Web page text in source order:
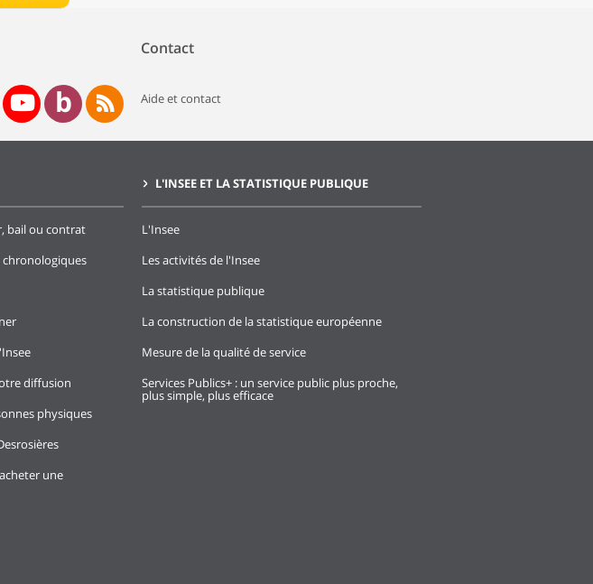
Contact
Aide et contact
bail ou contrat
chronologiques
diffusion
physiques
une
L'INSEE ET LA STATISTIQUE PUBLIQUE
L'Insee
Les activités de l'Insee
La statistique publique
La construction de la statistique européenne
Mesure de la qualité de service
Services Publics+ : un service public plus proche,
plus simple, plus efficace